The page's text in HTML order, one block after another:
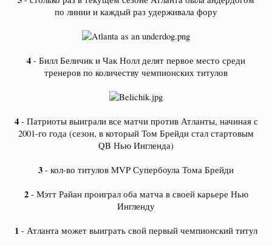
по линии и каждый раз удерживала фору
4 - Билл Беличик и Чак Нолл делят первое место среди
тренеров по количеству чемпионских титулов
4- Патриоты выиграли все матчи против Атланты, начиная с
2001-го года (сезон, в который Том Брейди стал стартовым
QB Нью Ингленда)
3 - кол-во титулов MVP Супербоула Тома Брейди
2- Мэтт Райан проиграл оба матча в своей карьере Нью
Ингленду
1 - Атланта может выиграть свой первый чемпионский титул